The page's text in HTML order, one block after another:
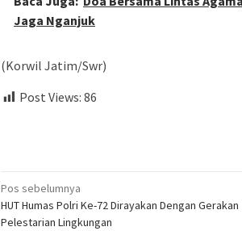
Jaga Nganjuk
(Korwil Jatim/Swr)
Post Views: 86
Navigasi
pos
Pos sebelumnya
HUT Humas Polri Ke-72 Dirayakan Dengan Gerakan
Pelestarian Lingkungan